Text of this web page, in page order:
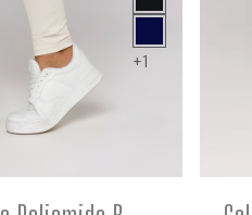
+1
COMPRE